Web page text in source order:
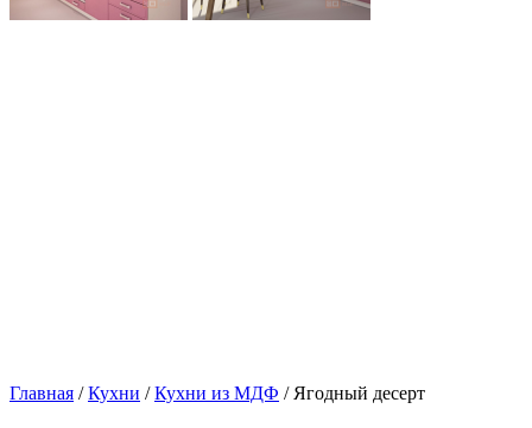
Главная /Кухни /Кухни из МДФ / Ягодный десерт